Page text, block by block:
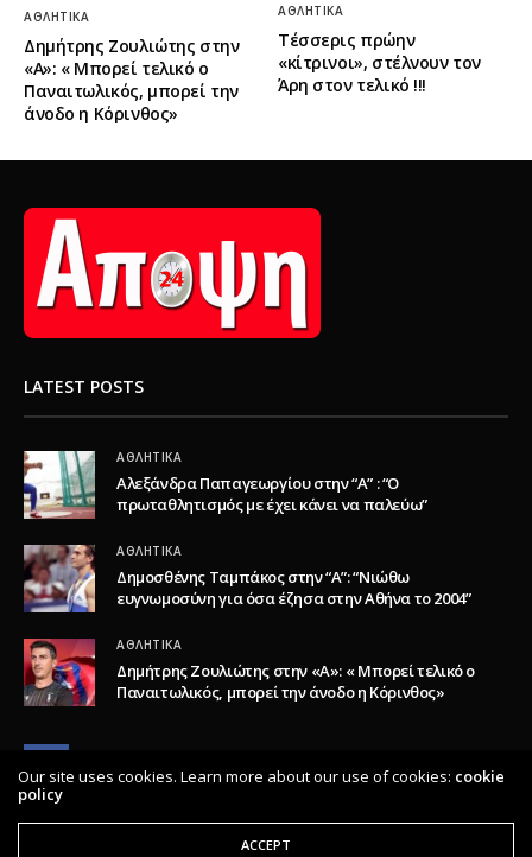
ΑΘΛΗΤΙΚΆ
Δημήτρης Ζουλιώτης στην
«Α»: « Μπορεί τελικό ο
Παναιτωλικός, μπορεί την
άνοδο η Κόρινθος»
ΑΘΛΗΤΙΚΆ
Τέσσερις πρώην
«κίτρινοι», στέλνουν τον
Άρη στον τελικό !!!
LATEST POSTS
ΑΘΛΗΤΙΚΆ
Αλεξάνδρα Παπαγεωργίου στην “Α” : “Ο
πρωταθλητισμός με έχει κάνει να παλεύω”
ΑΘΛΗΤΙΚΆ
Δημοσθένης Ταμπάκος στην “A”: “Νιώθω
ευγνωμοσύνη για όσα έζησα στην Αθήνα το 2004”
ΑΘΛΗΤΙΚΆ
Δημήτρης Ζουλιώτης στην «Α»: « Μπορεί τελικό ο
Παναιτωλικός, μπορεί την άνοδο η Κόρινθος»
Our site uses cookies. Learn more about our use of cookies: cookie
policy
ACCEPT